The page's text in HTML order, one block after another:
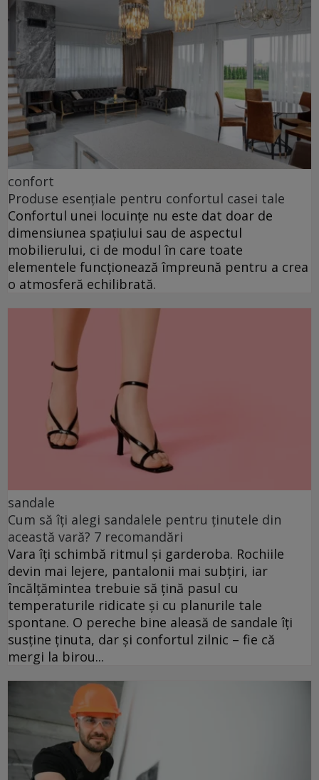
confort
Produse esențiale pentru confortul casei tale
Confortul unei locuințe nu este dat doar de
dimensiunea spațiului sau de aspectul
mobilierului, ci de modul în care toate
elementele funcționează împreună pentru a crea
o atmosferă echilibrată.
sandale
Cum să îți alegi sandalele pentru ținutele din
această vară? 7 recomandări
Vara îți schimbă ritmul și garderoba. Rochiile
devin mai lejere, pantalonii mai subțiri, iar
încălțămintea trebuie să țină pasul cu
temperaturile ridicate și cu planurile tale
spontane. O pereche bine aleasă de sandale îți
susține ținuta, dar și confortul zilnic – fie că
mergi la birou...